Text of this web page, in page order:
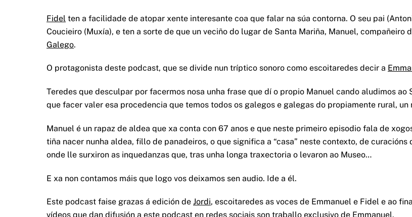
Fidel ten a facilidade de atopar xente interesante coa que falar na súa contorna. O seu pai
Coucieiro (Muxía), e ten a sorte de que un veciño do lugar de Santa Mariña, Manuel, compañeiro
Galego.
O protagonista deste podcast, que se divide nun tríptico sonoro como escoitaredes decir a
Teredes que desculpar por facermos nosa unha frase que dí o propio Manuel cando aludimos ao
que facer valer esa procedencia que temos todos os galegos e galegas do propiamente rural,
Manuel é un rapaz de aldea que xa conta con 67 anos e que neste primeiro episodio fala de
tiña nacer nunha aldea, fillo de panadeiros, o que significa a “casa” neste contexto, de
onde lle surxiron as inquedanzas que, tras unha longa traxectoria o levaron ao Museo…
E xa non contamos máis que logo vos deixamos sen audio. Ide a él.
Este podcast faise grazas á edición de Jordi, escoitaredes as voces de Emmanuel e Fidel e ao
vídeos que dan difusión a este podcast en redes sociais son traballo exclusivo de Emmanuel.